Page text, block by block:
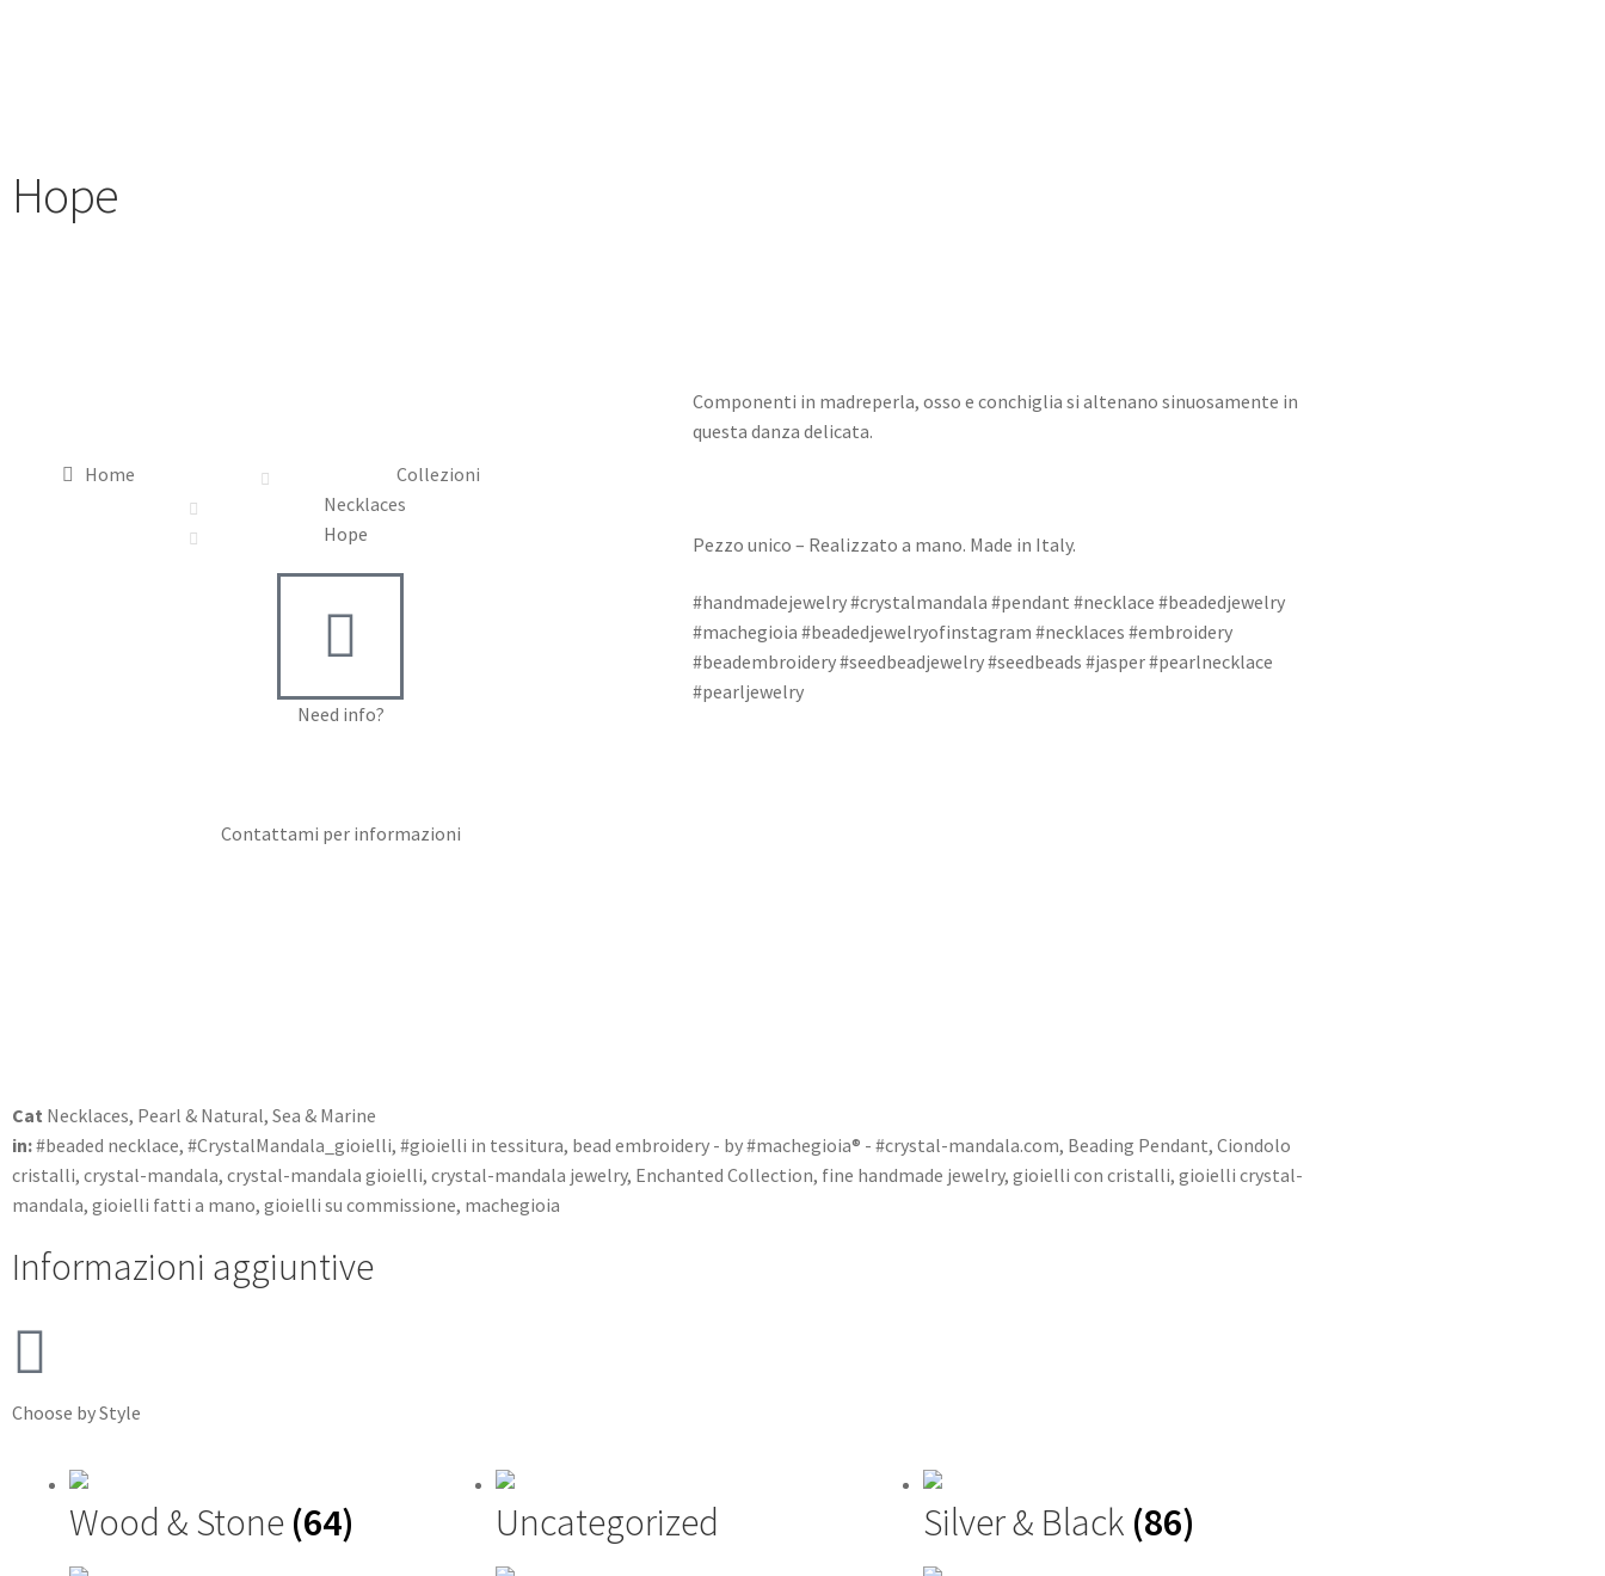
Hope
Home
Collezioni
Necklaces
Hope
Need info?
Contattami per informazioni
Componenti in madreperla, osso e conchiglia si altenano sinuosamente in
questa danza delicata.
Pezzo unico – Realizzato a mano. Made in Italy.
#handmadejewelry #crystalmandala #pendant #necklace #beadedjewelry
#machegioia #beadedjewelryofinstagram #necklaces #embroidery
#beadembroidery #seedbeadjewelry #seedbeads #jasper #pearlnecklace
#pearljewelry
Cat Necklaces, Pearl & Natural, Sea & Marine
in:#beaded necklace, #CrystalMandala_gioielli, #gioielli in tessitura, bead embroidery - by #machegioia® - #crystal-mandala.com, Beading Pendant, Ciondolo
cristalli, crystal-mandala, crystal-mandala gioielli, crystal-mandala jewelry, Enchanted Collection, fine handmade jewelry, gioielli con cristalli, gioielli crystal-
mandala, gioielli fatti a mano, gioielli su commissione, machegioia
Informazioni aggiuntive
Choose by Style
Wood & Stone (64) Uncategorized Silver & Black (86)